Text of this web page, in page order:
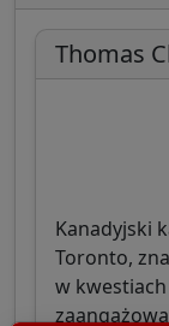
Thomas
Kanadyjski
Toronto,
w